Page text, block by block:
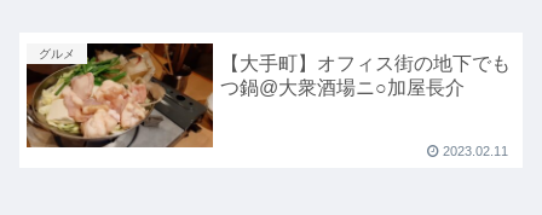
グルメ
【大手町】オフィス街の地下でも
つ鍋@大衆酒場ニ○加屋長介
2023.02.11